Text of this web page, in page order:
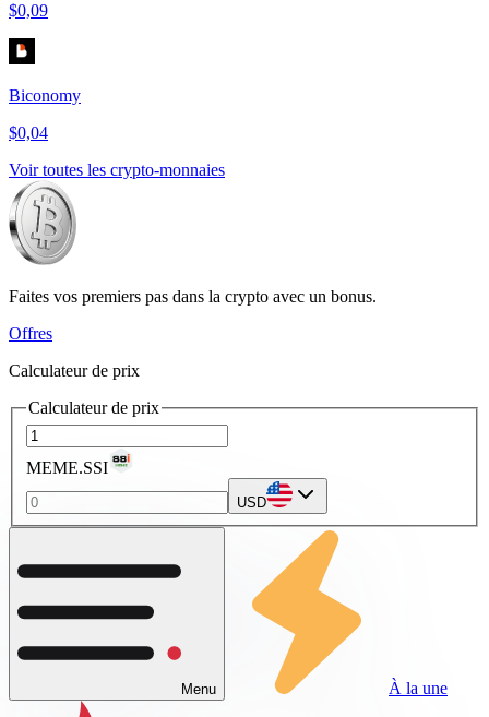
$0,09
Biconomy
$0,04
Voir toutes les crypto-monnaies
Faites vos premiers pas dans la crypto avec un bonus.
Offres
Calculateur de prix
Calculateur de prix
MEME.SSI
USD
Menu À la une